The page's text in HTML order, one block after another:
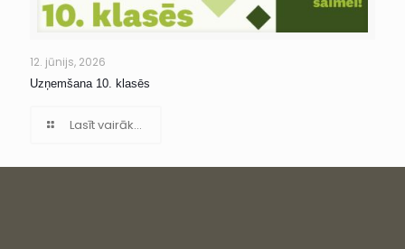
12. jūnijs, 2026
Uzņemšana 10. klasēs
Lasīt vairāk...